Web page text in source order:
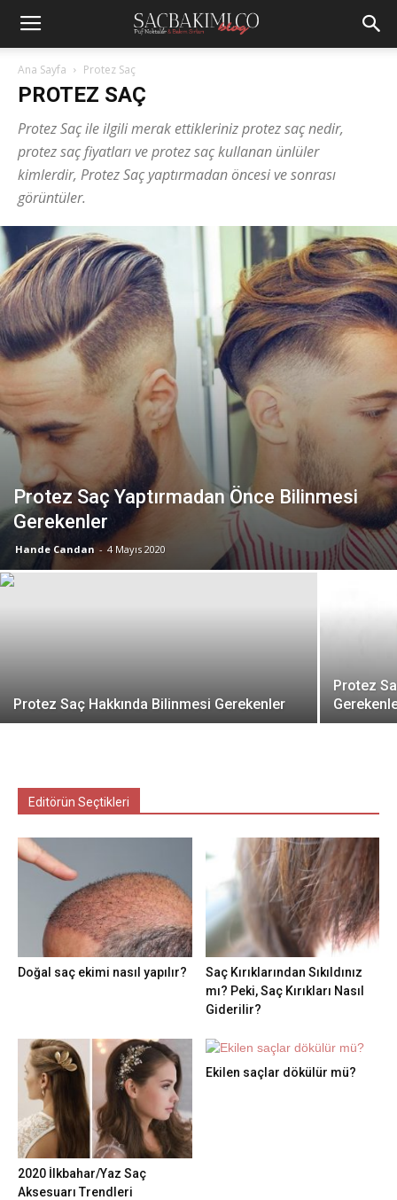
Ana Sayfa Protez Saç
PROTEZ SAÇ
Protez Saç ile ilgili merak ettikleriniz protez saç nedir,
protez saç fiyatları ve protez saç kullanan ünlüler
kimlerdir, Protez Saç yaptırmadan öncesi ve sonrası
görüntüler.
Protez Saç Yaptırmadan Önce Bilinmesi
Gerekenler
Hande Candan - 4 Mayıs 2020
Protez Saç Hakkında Bilinmesi Gerekenler
Protez
Editörün Seçtikleri
Doğal saç ekimi nasıl yapılır?
Saç Kırıklarından Sıkıldınız
mı? Peki, Saç Kırıkları Nasıl
Giderilir?
2020 İlkbahar/Yaz Saç
Aksesuarı Trendleri
Ekilen saçlar dökülür mü?